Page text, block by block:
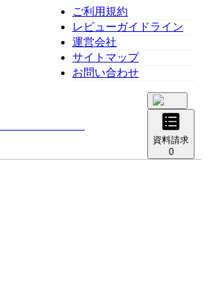
ご利用規約
レビューガイドライン
運営会社
サイトマップ
お問い合わせ
資料請求
0